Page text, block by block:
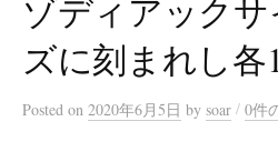
ゾディアック
ズに刻まれし各
Posted on 2020年6月5日 by soar / 0件